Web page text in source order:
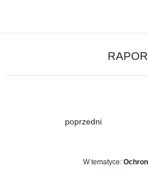
poprzedni
W tematyce: